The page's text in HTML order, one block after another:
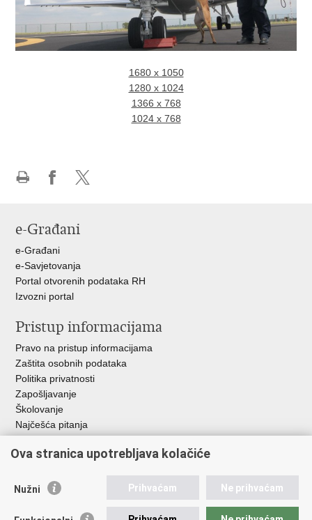
1680 x 1050
1280 x 1024
1366 x 768
1024 x 768
Facebooku
X-
e-Građani
e-Građani
e-Savjetovanja
Portal otvorenih podataka RH
Izvozni portal
Pristup informacijama
Pravo na pristup informacijama
Zaštita osobnih podataka
Politika privatnosti
Zapošljavanje
Školovanje
Najčešća pitanja
Važne poveznice
EMN Nacionalna kontaktna točka za Republiku Hrvatsku
Ova stranica upotrebljava kolačiće
Nužni Prihvaćam Ne prihvaćam